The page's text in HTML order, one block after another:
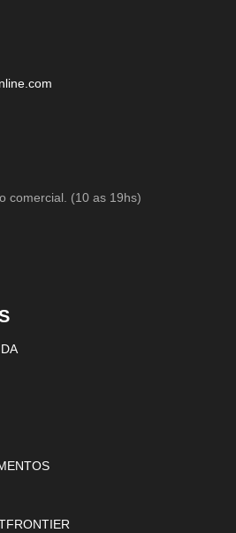
comercial. (10 as 19hs)